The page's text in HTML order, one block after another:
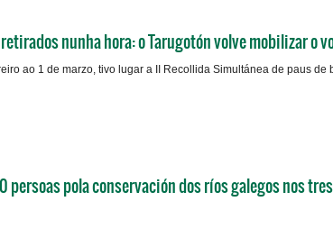
nunha hora: o Tarugotón volve mobilizar o
ao 1 de marzo, tivo lugar a II Recollida Simultánea de paus de
persoas pola conservación dos ríos galegos nos